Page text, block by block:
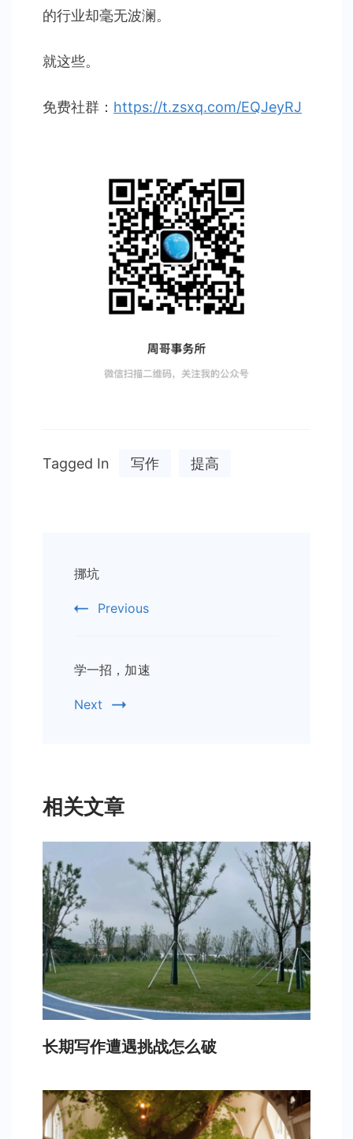
的行业却毫无波澜。
就这些。
免费社群： https://t.zsxq.com/EQJeyRJ
Tagged In 写作 提高
Navigation
挪坑
Previous
学一招，加速
Next
相关文章
长期写作遭遇挑战怎么破